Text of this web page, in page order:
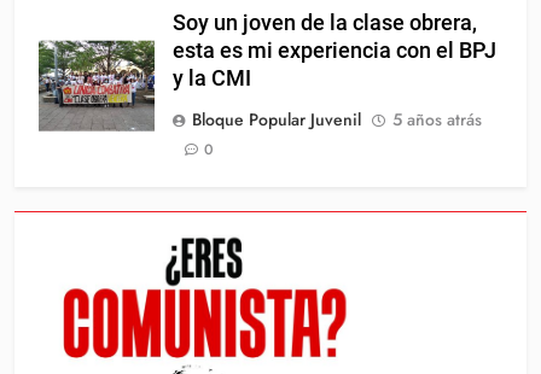
Soy un joven de la clase obrera,
esta es mi experiencia con el BPJ
y la CMI
Bloque Popular Juvenil
5 años atrás
0